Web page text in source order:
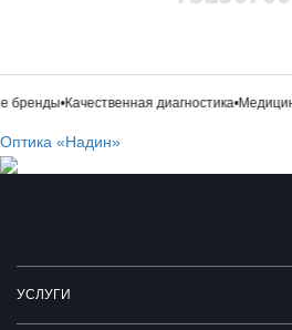
•Качественная диагностика•
Оптика «Надин»
УСЛУГИ